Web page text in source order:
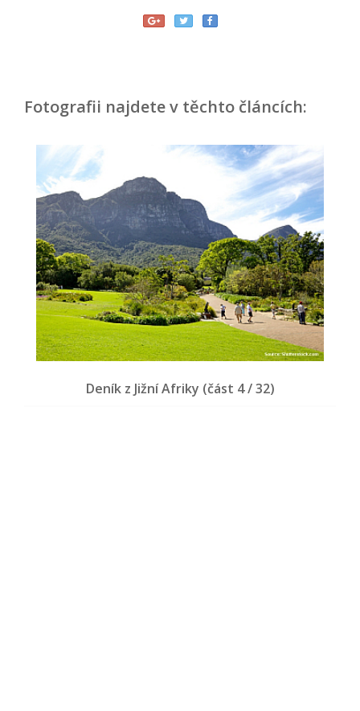
Fotografii najdete v těchto článcích:
Deník z Jižní Afriky (část 4 / 32)